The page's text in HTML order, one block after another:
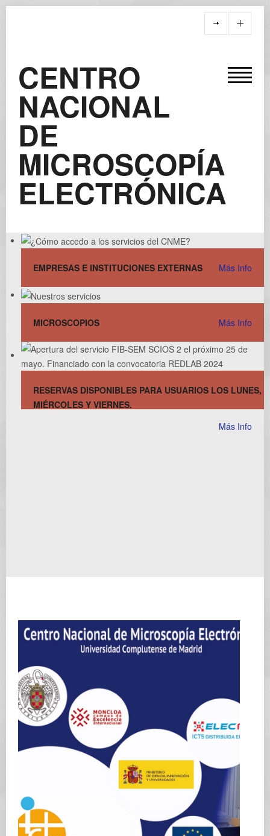
CENTRO
NACIONAL
DE
MICROSCOPÍA
ELECTRÓNICA
EMPRESAS E INSTITUCIONES EXTERNAS Más Info
MICROSCOPIOS Más Info
RESERVAS DISPONIBLES PARA USUARIOS LOS LUNES,
MIÉRCOLES Y VIERNES.
Más Info